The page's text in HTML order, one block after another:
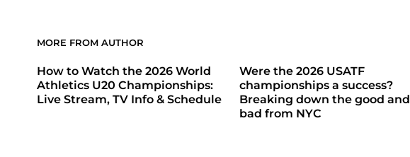
MORE FROM AUTHOR
How to Watch the 2026 World
Athletics U20 Championships:
Live Stream, TV Info & Schedule
Were the 2026 USATF
championships a success?
Breaking down the good and
bad from NYC